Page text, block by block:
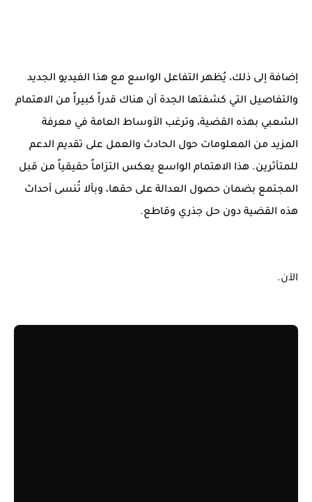
إضافة إلى ذلك، يُظهر التفاعل الواسع مع هذا الفيديو الجديد
والتفاصيل التي كشفتها الجدة أن هناك قدراً كبيراً من الاهتمام
الشعبي بهذه القضية، وترغب الأوساط العامة في معرفة
المزيد من المعلومات حول الحادث والعمل على تقديم الدعم
للمتأثرين. هذا الاهتمام الواسع يعكس التزاماً حقيقياً من قبل
المجتمع بضمان حصول العدالة على حقها، وبألا تُنسى أحداث
هذه القضية دون حل جذري وقاطع.
الآن.